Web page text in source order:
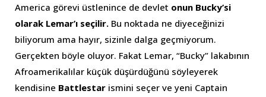
America görevi üstlenince de devlet onun Bucky’si
olarak Lemar’ı seçilir. Bu noktada ne diyeceğinizi
biliyorum ama hayır, sizinle dalga geçmiyorum.
Gerçekten böyle oluyor. Fakat Lemar, “Bucky” lakabının
Afroamerikalılar küçük düşürdüğünü söyleyerek
kendisine Battlestar ismini seçer ve yeni Captain